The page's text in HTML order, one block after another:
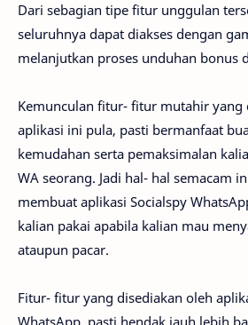
Dari sebagian tipe fitur unggulan
seluruhnya dapat diakses dengan
melanjutkan proses unduhan bonus
Kemunculan fitur- fitur mutahir yang
aplikasi ini pula, pasti bermanfaat
kemudahan serta pemaksimalan
WA seorang. Jadi hal- hal semacam
membuat aplikasi Socialspy
kalian pakai apabila kalian mau
ataupun pacar.
Fitur- fitur yang disediakan oleh
WhatsApp, pasti hendak jauh lebih